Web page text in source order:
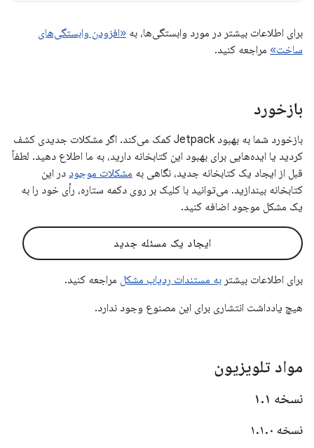
برای اطلاعات بیشتر در مورد وابستگی‌ها، به «افزودن وابستگی‌های
ساخت» مراجعه کنید.
بازخورد
بازخورد شما به بهبود Jetpack کمک می‌کند. اگر مشکلات جدیدی کشف
کردید یا ایده‌هایی برای بهبود این کتابخانه دارید، به ما اطلاع دهید. لطفاً
قبل از ایجاد یک کتابخانه جدید، نگاهی به مشکلات موجود در این
کتابخانه بیندازید. می‌توانید با کلیک بر روی دکمه ستاره، رأی خود را به
یک مشکل موجود اضافه کنید.
ایجاد یک مسئله جدید
برای اطلاعات بیشتر به مستندات ردیاب مشکل مراجعه کنید.
هیچ یادداشت انتشاری برای این مصنوع وجود ندارد.
مواد تلویزیون
نسخه ۱ .۱
نسخه ۱ .۱.۰